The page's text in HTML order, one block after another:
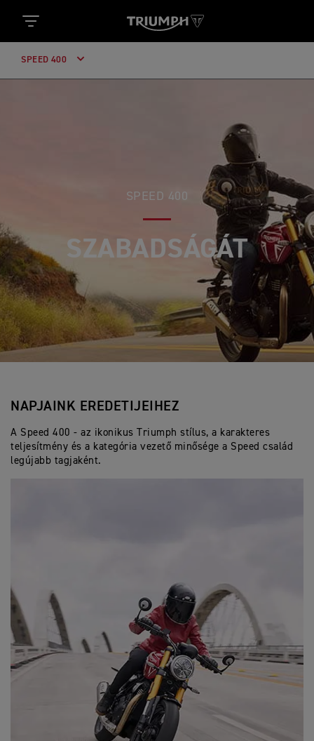
SPEED 400
SPEED 400
TALÁLJA
NAPJAINK EREDETIJEIHEZ
A Speed 400 - az ikonikus Triumph stílus, a karakteres
teljesítmény és a kategória vezető minősége a Speed család
legújabb tagjaként.